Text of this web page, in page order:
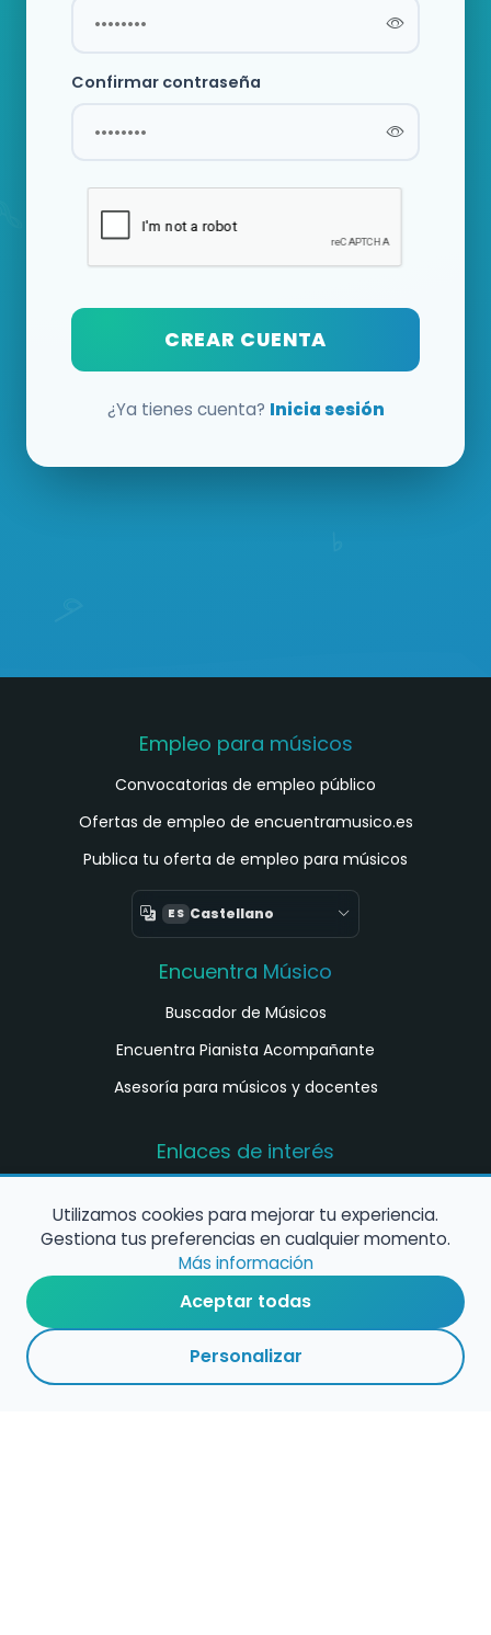
Confirmar contraseña
CREAR CUENTA
¿Ya tienes cuenta? Inicia sesión
Empleo para músicos
Convocatorias de empleo público
Ofertas de empleo de encuentramusico.es
Publica tu oferta de empleo para músicos
ES Castellano
Encuentra Músico
Buscador de Músicos
Encuentra Pianista Acompañante
Asesoría para músicos y docentes
Enlaces de interés
música en España
Configura alertas de empleo
Contacta con nosotros
Utilizamos cookies para mejorar tu experiencia.
Gestiona tus preferencias en cualquier momento.
Más información
Aceptar todas
Personalizar